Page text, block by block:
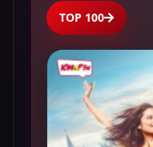
TOP 100